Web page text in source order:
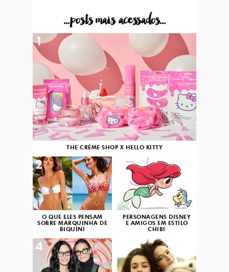
...posts mais acessados...
THE CRÈME SHOP X HELLO KITTY
1
O QUE ELES PENSAM
SOBRE MARQUINHA DE
BIQUÍNI
2
PERSONAGENS DISNEY
E AMIGOS EM ESTILO
CHIBI
3
4